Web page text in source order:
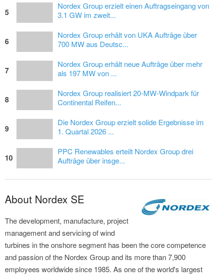
5
Nordex Group erzielt einen Auftragseingang von
3.1 GW im zweit...
6
Nordex Group erhält von UKA Aufträge über
700 MW aus Deutsc...
7
Nordex Group erhält neue Aufträge über mehr
als 197 MW von ...
8
Nordex Group realisiert 20-MW-Windpark für
Continental Reifen...
9
Die Nordex Group erzielt solide Ergebnisse im
1. Quartal 2026 ...
10
PPC Renewables erteilt Nordex Group drei
Aufträge über insge...
About Nordex SE
The development, manufacture, project
management and servicing of wind
turbines in the onshore segment has been the core competence
and passion of the Nordex Group and its more than 7,900
employees worldwide since 1985. As one of the world's largest